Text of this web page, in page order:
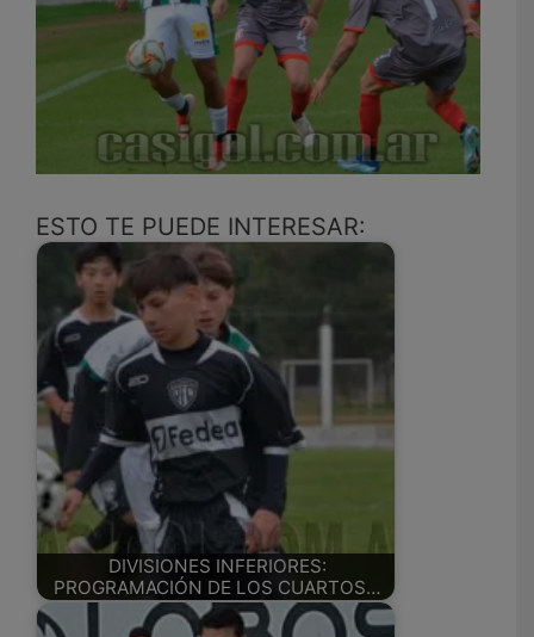
ESTO TE PUEDE INTERESAR:
DIVISIONES INFERIORES:
PROGRAMACIÓN DE LOS CUARTOS…